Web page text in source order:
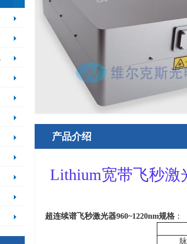
产品介绍
Lithium宽带飞秒激
超连续谱飞秒激光器960~1220nm规格 ：